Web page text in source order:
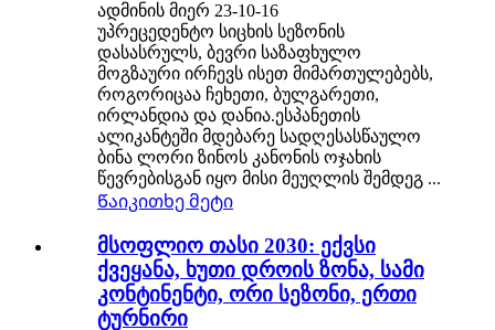
ადმინის მიერ 23-10-16
უპრეცედენტო სიცხის სეზონის
დასასრულს, ბევრი საზაფხულო
მოგზაური ირჩევს ისეთ მიმართულებებს,
როგორიცაა ჩეხეთი, ბულგარეთი,
ირლანდია და დანია.ესპანეთის
ალიკანტეში მდებარე სადღესასწაულო
ბინა ლორი ზინოს კანონის ოჯახის
წევრებისგან იყო მისი მეუღლის შემდეგ ...
Წაიკითხე მეტი
მსოფლიო თასი 2030: ექვსი
ქვეყანა, ხუთი დროის ზონა, სამი
კონტინენტი, ორი სეზონი, ერთი
ტურნირი